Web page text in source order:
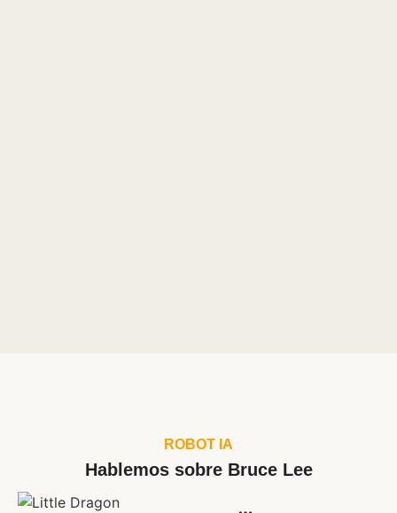
ROBOT IA
Hablemos sobre Bruce Lee